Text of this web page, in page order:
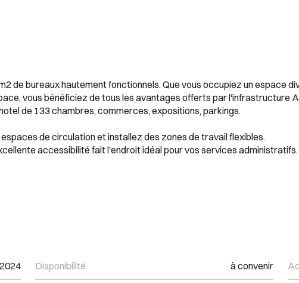
de bureaux hautement fonctionnels. Que vous occupiez un espace
vous bénéficiez de tous les avantages offerts par l'infrastructure
de 133 chambres, commerces, expositions, parkings.
de circulation et installez des zones de travail flexibles.
accessibilité fait l'endroit idéal pour vos services administratifs.
2024 Disponibilité à convenir